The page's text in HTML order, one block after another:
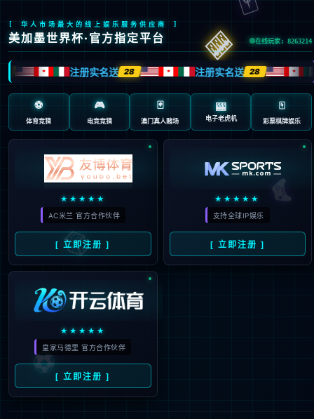
404 页面不存在。可
能你打开的是过期的
书签，或者输入了错
误的地址。
3秒后